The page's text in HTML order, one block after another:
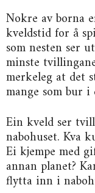
Nokre av borna
kveldstid for å
som nesten ser
minste
merkeleg at det
mange som bur i
Ein kveld ser
nabohuset. Kva
Ei kjempe med
annan planet?
flytta inn i